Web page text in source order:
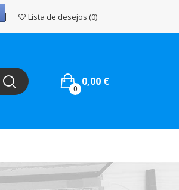
Lista de desejos 0
0,00 €
0